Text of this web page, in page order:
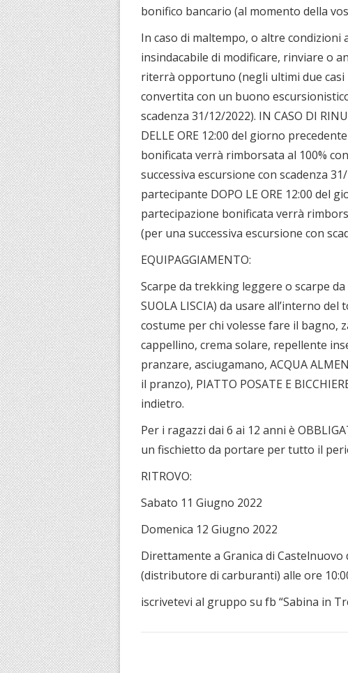
bonifico bancario (al momento della
In caso di maltempo, o altre condizioni
insindacabile di modificare, rinviare o
riterrà opportuno (negli ultimi due casi
convertita con un buono
scadenza 31/12/2022). IN CASO DI
DELLE ORE 12:00 del giorno
bonificata verrà rimborsata al 100%
successiva escursione con scadenza
partecipante DOPO LE ORE 12:00 del
partecipazione bonificata verrà
(per una successiva escursione con
EQUIPAGGIAMENTO:
Scarpe da trekking leggere o scarpe
SUOLA LISCIA) da usare all’interno del
costume per chi volesse fare il bagno,
cappellino, crema solare, repellente
pranzare, asciugamano, ACQUA
il pranzo), PIATTO POSATE E
indietro.
Per i ragazzi dai 6 ai 12 anni è
un fischietto da portare per tutto il
RITROVO:
Sabato 11 Giugno 2022
Domenica 12 Giugno 2022
Direttamente a Granica di Castelnuovo
(distributore di carburanti) alle ore
iscrivetevi al gruppo su fb “Sabina in